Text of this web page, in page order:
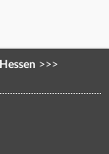
Hessen >>>